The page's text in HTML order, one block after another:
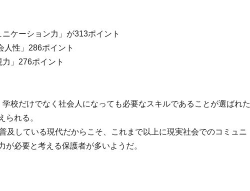
ニケーション力」が313ポイント
人性」286ポイント
」276ポイント
学校だけでなく社会人になっても必要なスキルであることが選ばれた
られる。
及している現代だからこそ、これまで以上に現実社会でのコミュニ
が必要と考える保護者が多いようだ。